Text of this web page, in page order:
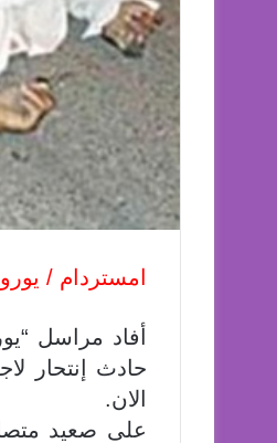
امستردام /
أفاد مراسل
حادث إنتحار
الان.
على صعيد